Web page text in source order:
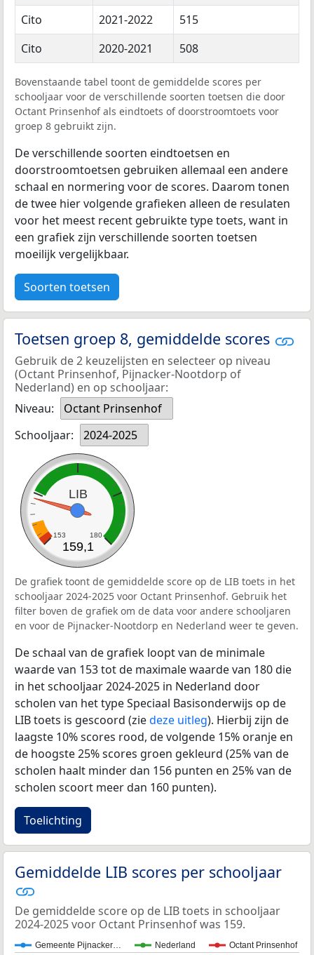
Cito
2021-2022
515
Cito
2020-2021 508
Bovenstaande tabel toont de gemiddelde scores per
schooljaar voor de verschillende soorten toetsen die door
Octant Prinsenhof als eindtoets of doorstroomtoets voor
groep 8 gebruikt zijn.
De verschillende soorten eindtoetsen en
doorstroomtoetsen gebruiken allemaal een andere
schaal en normering voor de scores. Daarom tonen
de twee hier volgende grafieken alleen de resulaten
voor het meest recent gebruikte type toets, want in
een grafiek zijn verschillende soorten toetsen
moeilijk vergelijkbaar.
Soorten toetsen
Toetsen groep 8, gemiddelde scores
Gebruik de 2 keuzelijsten en selecteer op niveau
(Octant Prinsenhof, Pijnacker-Nootdorp of
Nederland) en op schooljaar:
Niveau:
Octant Prinsenhof
Schooljaar:
2024-2025
LIB
153 180
159,1
De grafiek toont de gemiddelde score op de LIB toets in het
schooljaar 2024-2025 voor Octant Prinsenhof. Gebruik het
filter boven de grafiek om de data voor andere schooljaren
en voor de Pijnacker-Nootdorp en Nederland weer te geven.
De schaal van de grafiek loopt van de minimale
waarde van 153 tot de maximale waarde van 180 die
in het schooljaar 2024-2025 in Nederland door
scholen van het type Speciaal Basisonderwijs op de
LIB toets is gescoord (ziedeze uitleg). Hierbij zijn de
laagste 10% scores rood, de volgende 15% oranje en
de hoogste 25% scores groen gekleurd (25% van de
scholen haalt minder dan 156 punten en 25% van de
scholen scoort meer dan 160 punten).
Toelichting
Gemiddelde LIB scores per schooljaar
De gemiddelde score op de LIB toets in schooljaar
2024-2025 voor Octant Prinsenhof was 159.
Gemeente Pijnacker… Nederland
Octant Prinsenhof